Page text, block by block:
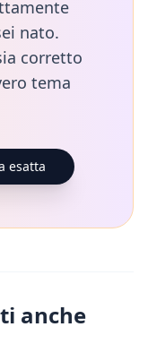
nato.
corretto
tema
esatta
anche